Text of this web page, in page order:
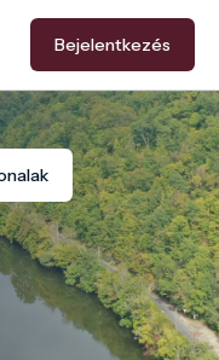
Bejelentkezés